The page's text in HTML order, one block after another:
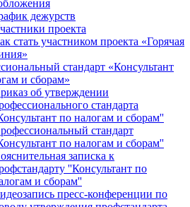
дежурств
проекта
стать участником проекта «Горячая
стандарт «Консультант
и сборам»
об утверждении
стандарта
по налогам и сборам''
стандарт
по налогам и сборам''
записка к
''Консультант по
и сборам''
пресс-конференции по